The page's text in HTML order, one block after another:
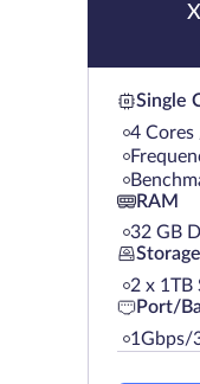
Single
4 Cores
RAM
32 GB
2 х 1TB
Port/
1Gbps/